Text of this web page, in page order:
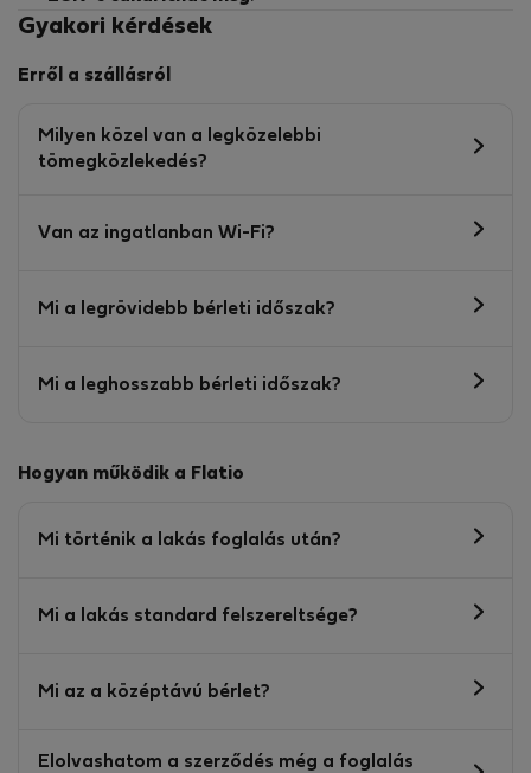
Gyakori kérdések
Erről a szállásról
Milyen közel van a legközelebbi
tömegközlekedés?
Van az ingatlanban Wi-Fi?
Mi a legrövidebb bérleti időszak?
Mi a leghosszabb bérleti időszak?
Hogyan működik a Flatio
Mi történik a lakás foglalás után?
Mi a lakás standard felszereltsége?
Mi az a középtávú bérlet?
Elolvashatom a szerződés még a foglalás